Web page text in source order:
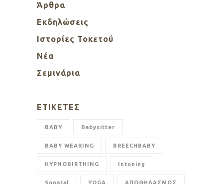
Άρθρα
Εκδηλώσεις
Ιστορίες Τοκετού
Νέα
Σεμινάρια
ΕΤΙΚΈΤΕΣ
BABY Babysitter
BABY WEARING BREECHBABY
HYPNOBIRTHING Intoning
Sonatal YOGA ΑΠΟΘΗΛΑΣΜΟΣ